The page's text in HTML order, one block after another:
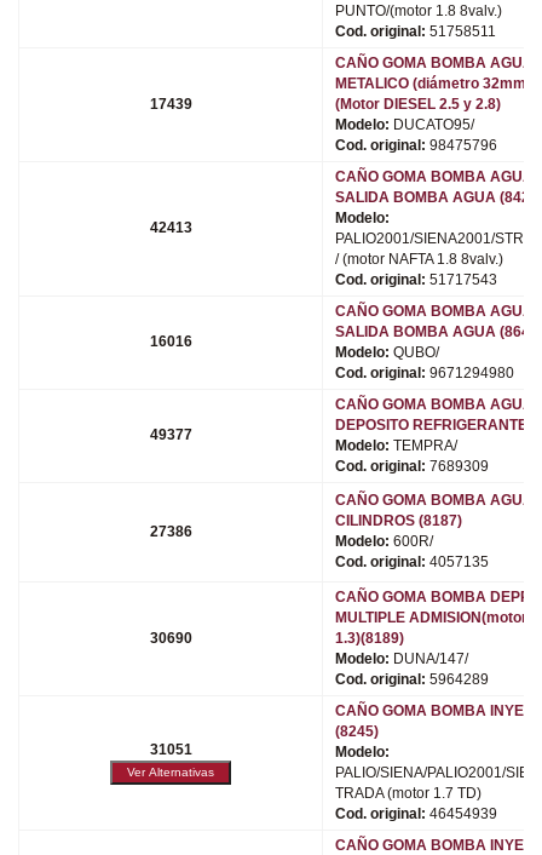
PUNTO/(motor 1.8 8valv.)
Cod. original: 51758511
17439
CAÑO GOMA BOMBA AGUA
METALICO (diámetro 32mm)
(Motor DIESEL 2.5 y 2.8)
Modelo: DUCATO95/
Cod. original: 98475796
42413
CAÑO GOMA BOMBA AGUA
SALIDA BOMBA AGUA (8422)
Modelo:
PALIO2001/SIENA2001/
/ (motor NAFTA 1.8 8valv.)
Cod. original: 51717543
16016
CAÑO GOMA BOMBA AGUA
SALIDA BOMBA AGUA (8645)
Modelo: QUBO/
Cod. original: 9671294980
49377
CAÑO GOMA BOMBA AGUA
DEPOSITO REFRIGERANTE
Modelo: TEMPRA/
Cod. original: 7689309
27386
CAÑO GOMA BOMBA AGUA
CILINDROS (8187)
Modelo: 600R/
Cod. original: 4057135
30690
CAÑO GOMA BOMBA
MULTIPLE ADMISION(motor
1.3)(8189)
Modelo: DUNA/147/
Cod. original: 5964289
31051
CAÑO GOMA BOMBA
(8245)
Modelo:
PALIO/SIENA/PALIO2001/
TRADA (motor 1.7 TD)
Cod. original: 46454939
CAÑO GOMA BOMBA